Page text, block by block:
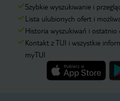
Szybkie wyszukiwanie i
Lista ulubionych ofert i
Historia wyszukiwań i ostatnio
Kontakt z TUI i wszystkie
myTUI